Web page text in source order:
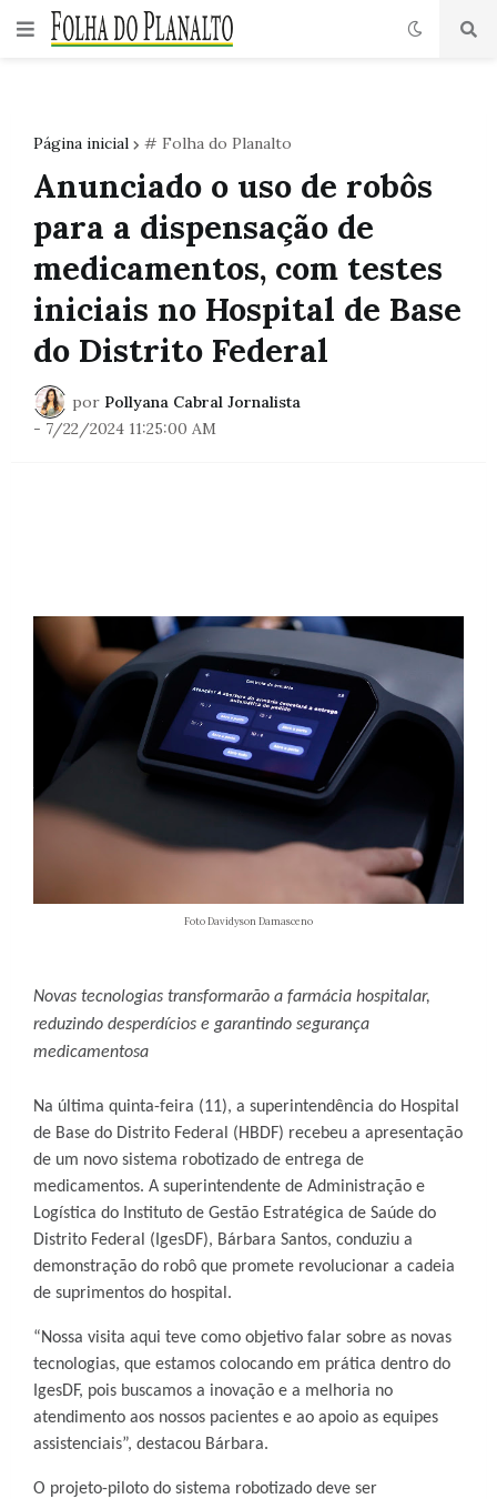
Página inicial # Folha do Planalto
Anunciado o uso de robôs
para a dispensação de
medicamentos, com testes
iniciais no Hospital de Base
do Distrito Federal
por Pollyana Cabral Jornalista
- 7/22/2024 11:25:00 AM
Foto Davidyson Damasceno
Novas tecnologias transformarão a farmácia hospitalar,
reduzindo desperdícios e garantindo segurança
medicamentosa
Na última quinta-feira (11), a superintendência do Hospital
de Base do Distrito Federal (HBDF) recebeu a apresentação
de um novo sistema robotizado de entrega de
medicamentos. A superintendente de Administração e
Logística do Instituto de Gestão Estratégica de Saúde do
Distrito Federal (IgesDF), Bárbara Santos, conduziu a
demonstração do robô que promete revolucionar a cadeia
de suprimentos do hospital.
“Nossa visita aqui teve como objetivo falar sobre as novas
tecnologias, que estamos colocando em prática dentro do
IgesDF, pois buscamos a inovação e a melhoria no
atendimento aos nossos pacientes e ao apoio as equipes
assistenciais”, destacou Bárbara.
O projeto-piloto do sistema robotizado deve ser